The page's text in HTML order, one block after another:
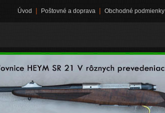
Úvod | Poštovné a doprava | Obchodné podmienky